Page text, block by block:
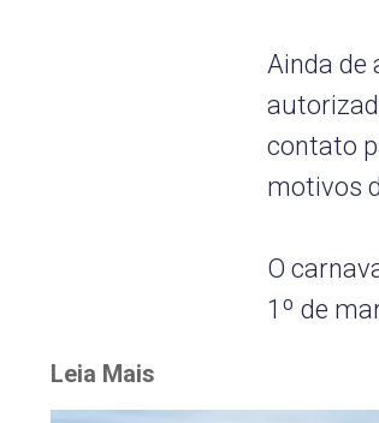
Ainda de
contato
motivos
O
1º de
Leia Mais